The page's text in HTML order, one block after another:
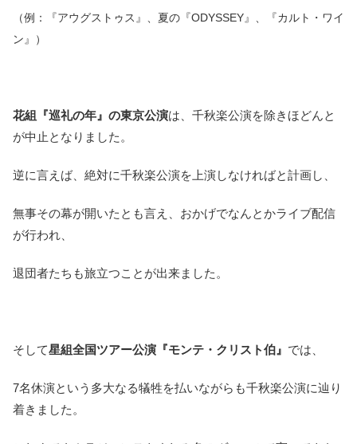
（例：『アウグストゥス』、夏の『ODYSSEY』、『カルト・ワイ
ン』）
花組『巡礼の年』の東京公演は、千秋楽公演を除きほどんと
が中止となりました。
逆に言えば、絶対に千秋楽公演を上演しなければと計画し、
無事その幕が開いたとも言え、おかげでなんとかライブ配信
が行われ、
退団者たちも旅立つことが出来ました。
そして星組全国ツアー公演『モンテ・クリスト伯』 では、
7名休演という多大なる犠牲を払いながらも千秋楽公演に辿り
着きました。